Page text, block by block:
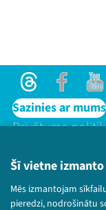
Šī vietne
Mēs izmantojam
pieredzi, nodrošinātu
ThreadsFacebook
Sazinies ar mums
Privātuma
Bērnu
© 2026 Sarunu
paturētas.